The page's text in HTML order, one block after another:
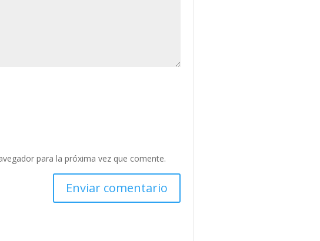
para la próxima vez que comente.